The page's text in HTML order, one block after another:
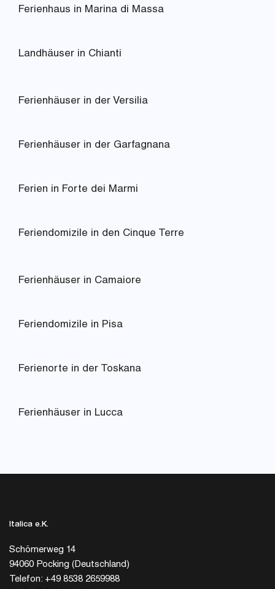
Ferienhaus in Marina di Massa
Landhäuser in Chianti
Ferienhäuser in der Versilia
Ferienhäuser in der Garfagnana
Ferien in Forte dei Marmi
Feriendomizile in den Cinque Terre
Ferienhäuser in Camaiore
Feriendomizile in Pisa
Ferienorte in der Toskana
Ferienhäuser in Lucca
Italica e.K.
Schömerweg 14
94060 Pocking (Deutschland)
Telefon: +49 8538 2659988